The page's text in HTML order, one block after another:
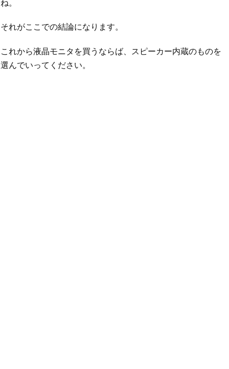
ね。
それがここでの結論になります。
これから液晶モニタを買うならば、スピーカー内蔵のものを
選んでいってください。